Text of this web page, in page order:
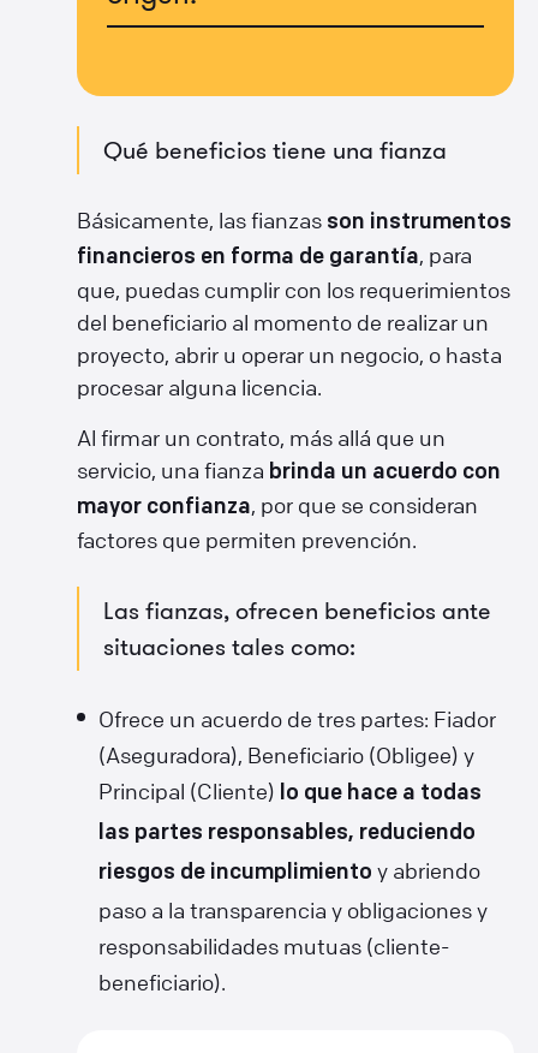
Qué beneficios tiene una fianza
Básicamente, las fianzas son instrumentos
financieros en forma de garantía, para
que, puedas cumplir con los requerimientos
del beneficiario al momento de realizar un
proyecto, abrir u operar un negocio, o hasta
procesar alguna licencia.
Al firmar un contrato, más allá que un
servicio, una fianza brinda un acuerdo con
mayor confianza, por que se consideran
factores que permiten prevención.
Las fianzas, ofrecen beneficios ante
situaciones tales como:
Ofrece un acuerdo de tres partes: Fiador
(Aseguradora), Beneficiario (Obligee) y
Principal (Cliente) lo que hace a todas
las partes responsables, reduciendo
riesgos de incumplimiento y abriendo
paso a la transparencia y obligaciones y
responsabilidades mutuas (cliente-
beneficiario).